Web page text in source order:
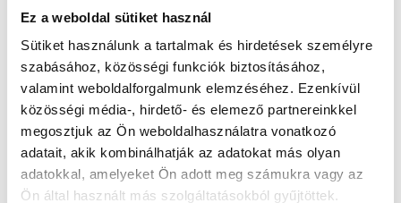
Ez a weboldal sütiket használ
Sütiket használunk a tartalmak és hirdetések személyre
szabásához, közösségi funkciók biztosításához,
valamint weboldalforgalmunk elemzéséhez. Ezenkívül
közösségi média-, hirdető- és elemező partnereinkkel
megosztjuk az Ön weboldalhasználatra vonatkozó
adatait, akik kombinálhatják az adatokat más olyan
adatokkal, amelyeket Ön adott meg számukra vagy az
Ön által használt más szolgáltatásokból gyűjtöttek.
Főoldal Orvosok Pszichiáter
Pszichiáter, Budapest, XIII. kerület
Dr. Péterfia Zsuzsa Mária